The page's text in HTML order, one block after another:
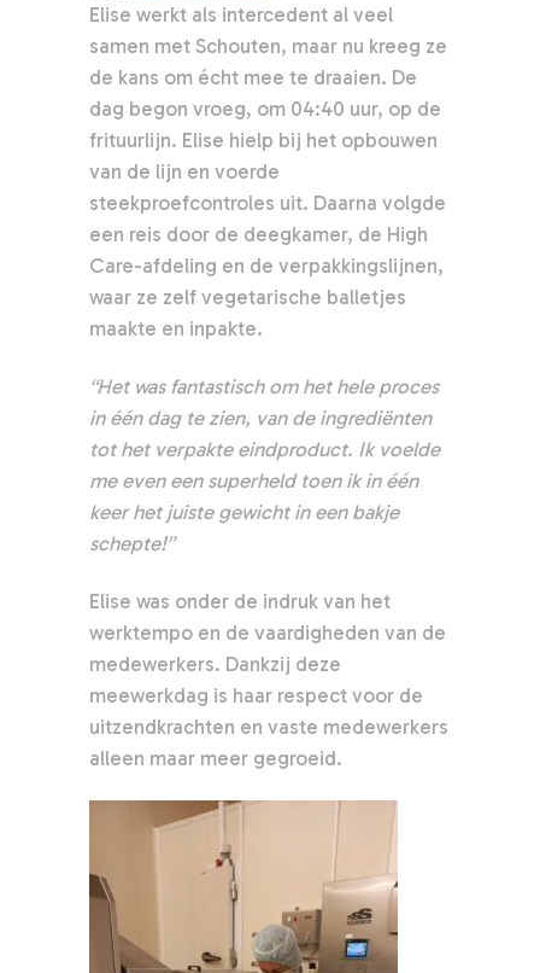
Elise werkt als intercedent al veel
samen met Schouten, maar nu kreeg ze
de kans om écht mee te draaien. De
dag begon vroeg, om 04:40 uur, op de
frituurlijn. Elise hielp bij het opbouwen
van de lijn en voerde
steekproefcontroles uit. Daarna volgde
een reis door de deegkamer, de High
Care-afdeling en de verpakkingslijnen,
waar ze zelf vegetarische balletjes
maakte en inpakte.
“Het was fantastisch om het hele proces
in één dag te zien, van de ingrediënten
tot het verpakte eindproduct. Ik voelde
me even een superheld toen ik in één
keer het juiste gewicht in een bakje
schepte!”
Elise was onder de indruk van het
werktempo en de vaardigheden van de
medewerkers. Dankzij deze
meewerkdag is haar respect voor de
uitzendkrachten en vaste medewerkers
alleen maar meer gegroeid.